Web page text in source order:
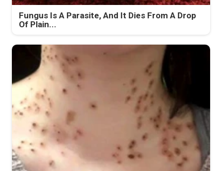
Fungus Is A Parasite, And It Dies From A Drop
Of Plain...